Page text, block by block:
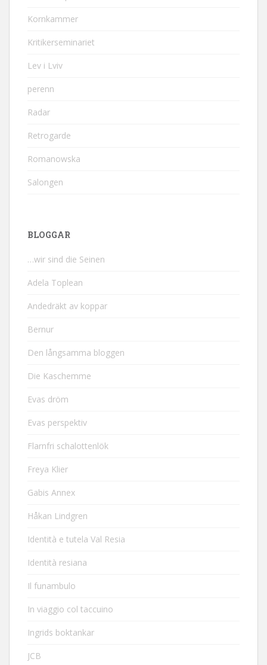
Kornkammer
Kritikerseminariet
Lev i Lviv
perenn
Radar
Retrogarde
Romanowska
Salongen
BLOGGAR
…wir sind die Seinen
Adela Toplean
Andedräkt av koppar
Bernur
Den långsamma bloggen
Die Kaschemme
Evas dröm
Evas perspektiv
Flarnfri schalottenlök
Freya Klier
Gabis Annex
Håkan Lindgren
Identità e tutela Val Resia
Identità resiana
Il funambulo
In viaggio col taccuino
Ingrids boktankar
JCB